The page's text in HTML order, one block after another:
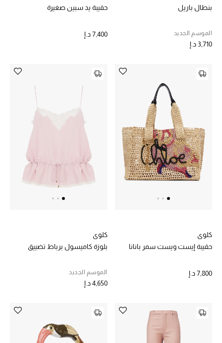
الشموع والعطور المنزلية
المجوهرات
عرض كل التنزيلات
أبرز المصممين
مجوهرات عصرية للنساء
مجوهرات فاخرة للأطفال
بنطال باريل
الموسم الجديد
3,710 د.إ
حقيبة يد سبين صغيرة
7,400 د.إ
كلوي
حقيبة إيست ويست سمر بانانا
7,800 د.إ
كلوي
بلوزة كاميسول برباط تضييق
الموسم الجديد
4,650 د.إ